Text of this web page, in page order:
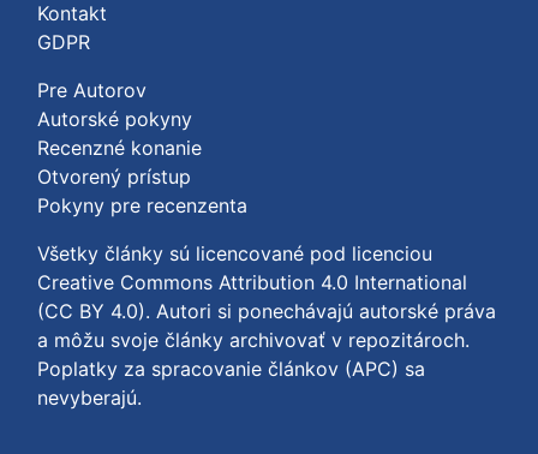
Kontakt
GDPR
Pre Autorov
Autorské pokyny
Recenzné konanie
Otvorený prístup
Pokyny pre recenzenta
Všetky články sú licencované pod licenciou
Creative Commons Attribution 4.0 International
(CC BY 4.0). Autori si ponechávajú autorské práva
a môžu svoje články archivovať v repozitároch.
Poplatky za spracovanie článkov (APC) sa
nevyberajú.